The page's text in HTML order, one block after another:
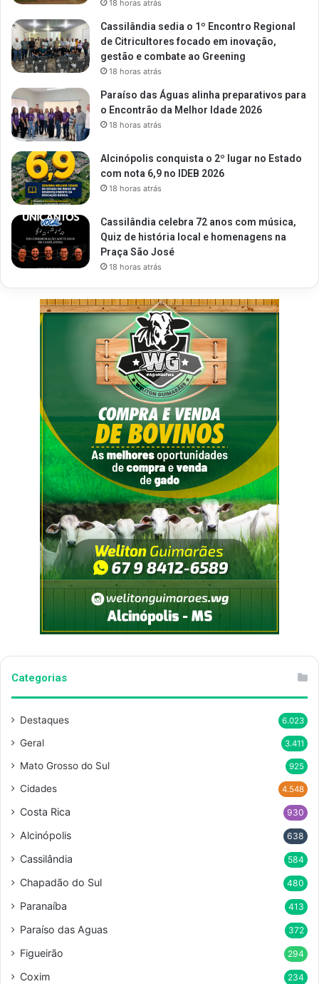
18 horas atrás
Cassilândia sedia o 1º Encontro Regional
de Citricultores focado em inovação,
gestão e combate ao Greening
18 horas atrás
Paraíso das Águas alinha preparativos para
o Encontrão da Melhor Idade 2026
18 horas atrás
Alcinópolis conquista o 2º lugar no Estado
com nota 6,9 no IDEB 2026
18 horas atrás
Cassilândia celebra 72 anos com música,
Quiz de história local e homenagens na
Praça São José
18 horas atrás
Categorias
Destaques 6.023
Geral 3.411
Mato Grosso do Sul 925
Cidades 4.548
Costa Rica 930
Alcinópolis 638
Cassilândia 584
Chapadão do Sul 480
Paranaíba 413
Paraíso das Aguas 372
Figueirão 294
Coxim 234